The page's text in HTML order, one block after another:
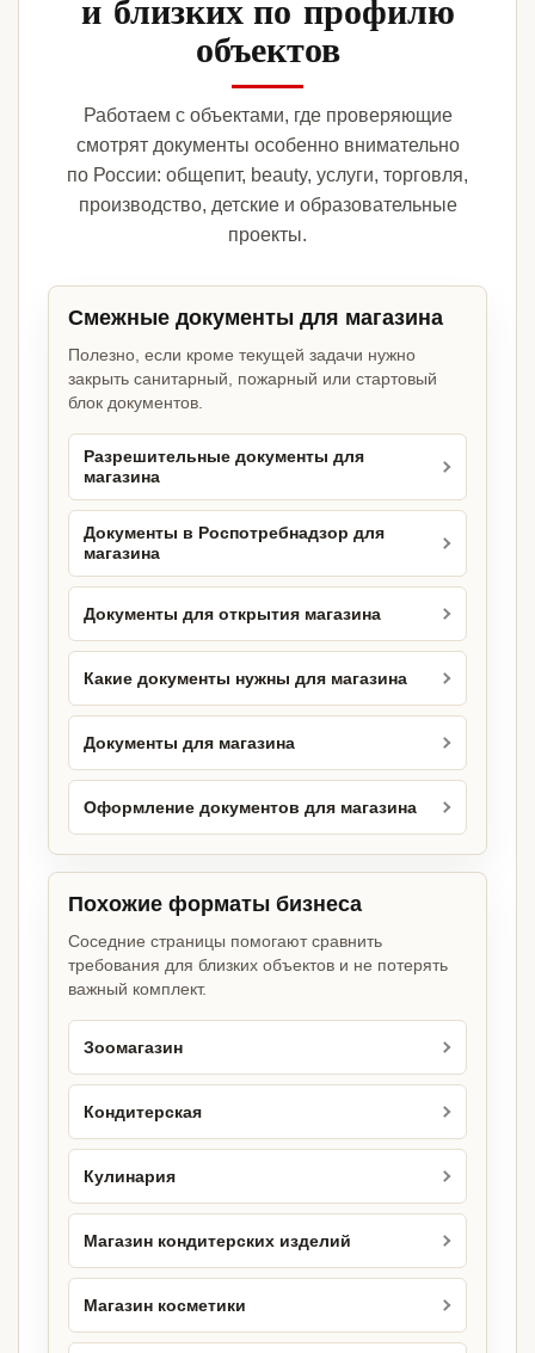
объектов
Работаем с объектами, где проверяющие
смотрят документы особенно внимательно
по России: общепит, beauty, услуги, торговля,
производство, детские и образовательные
проекты.
Смежные документы для магазина
Полезно, если кроме текущей задачи нужно
закрыть санитарный, пожарный или стартовый
блок документов.
Разрешительные документы для
магазина
Документы в Роспотребнадзор для
магазина
Документы для открытия магазина
Какие документы нужны для магазина
Документы для магазина
Оформление документов для магазина
Похожие форматы бизнеса
Соседние страницы помогают сравнить
требования для близких объектов и не потерять
важный комплект.
Зоомагазин
Кондитерская
Кулинария
Магазин кондитерских изделий
Магазин косметики